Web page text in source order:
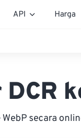
API Harga
secara